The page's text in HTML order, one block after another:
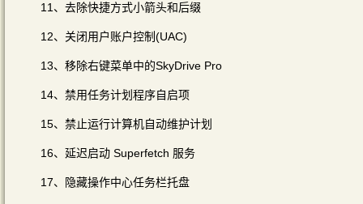
11、去除快捷方式小箭头和后缀
12、关闭用户账户控制(UAC)
13、移除右键菜单中的SkyDrive Pro
14、禁用任务计划程序自启项
15、禁止运行计算机自动维护计划
16、延迟启动 Superfetch 服务
17、隐藏操作中心任务栏托盘